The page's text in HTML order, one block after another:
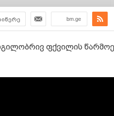
bm.ge
ფქვილის